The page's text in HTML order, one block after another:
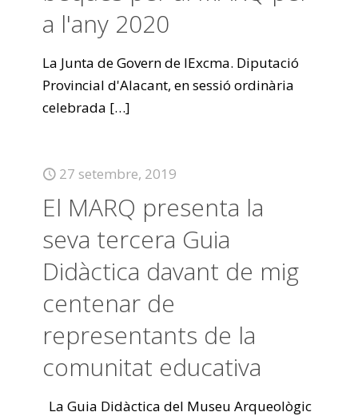
a l'any 2020
La Junta de Govern de lExcma. Diputació
Provincial d'Alacant, en sessió ordinària
celebrada […]
27 setembre, 2019
El MARQ presenta la
seva tercera Guia
Didàctica davant de mig
centenar de
representants de la
comunitat educativa
La Guia Didàctica del Museu Arqueològic